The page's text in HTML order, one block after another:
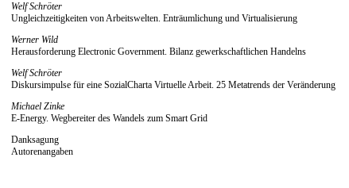
Welf Schröter
Ungleichzeitigkeiten von Arbeitswelten. Enträumlichung und Virtualisierung
Werner Wild
Herausforderung Electronic Government. Bilanz gewerkschaftlichen Handelns
Welf Schröter
Diskursimpulse für eine SozialCharta Virtuelle Arbeit. 25 Metatrends der Veränderung
Michael Zinke
E-Energy. Wegbereiter des Wandels zum Smart Grid
Danksagung
Autorenangaben